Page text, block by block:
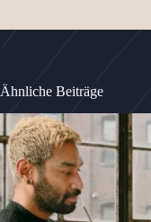
Ähnliche Beiträge